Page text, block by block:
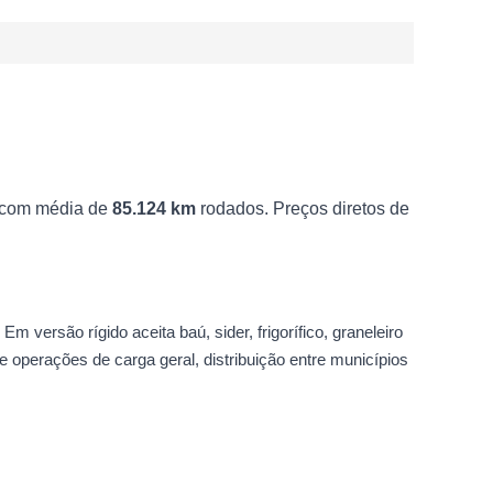
média de 85.124 km rodados. Preços diretos de
versão rígido aceita baú, sider, frigorífico, graneleiro
de carga geral, distribuição entre municípios